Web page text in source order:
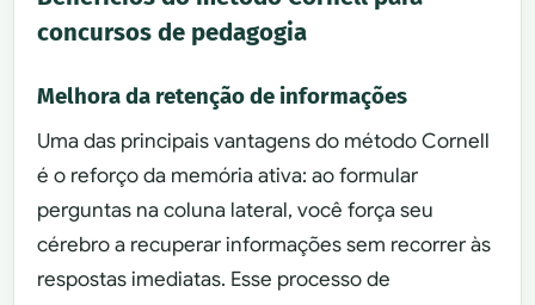
concursos de pedagogia
Melhora da retenção de informações
Uma das principais vantagens do método Cornell
é o reforço da memória ativa: ao formular
perguntas na coluna lateral, você força seu
cérebro a recuperar informações sem recorrer às
respostas imediatas. Esse processo de